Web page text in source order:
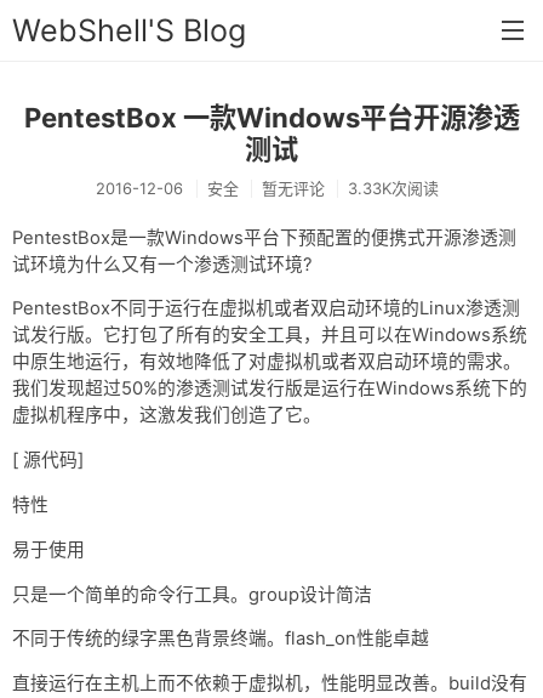
WebShell'S Blog
首页
分类
新闻
技术
工具
存档
Rss
PentestBox 一款Windows平台开源渗透
测试
2016-12-06 安全 暂无评论 3.33K次阅读
PentestBox是一款Windows平台下预配置的便携式开源渗透测
试环境为什么又有一个渗透测试环境?
PentestBox不同于运行在虚拟机或者双启动环境的Linux渗透测
试发行版。它打包了所有的安全工具，并且可以在Windows系统
中原生地运行，有效地降低了对虚拟机或者双启动环境的需求。
我们发现超过50%的渗透测试发行版是运行在Windows系统下的
虚拟机程序中，这激发我们创造了它。
[ 源代码]
特性
易于使用
只是一个简单的命令行工具。group设计简洁
不同于传统的绿字黑色背景终端。flash_on性能卓越
直接运行在主机上而不依赖于虚拟机，性能明显改善。build没有